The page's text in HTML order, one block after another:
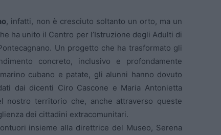
, infatti, non è cresciuto soltanto un orto, ma un
ha unito il Centro per l’Istruzione degli Adulti di
Un progetto che ha trasformato gli
concreto, inclusivo e profondamente
cubano e patate, gli alunni hanno dovuto
dai dicenti Ciro Cascone e Maria Antonietta
nostro territorio che, anche attraverso queste
dei cittadini extracomunitari.
insieme alla direttrice del Museo, Serena